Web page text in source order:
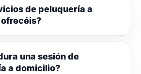
de peluquería a
una sesión de
a domicilio?